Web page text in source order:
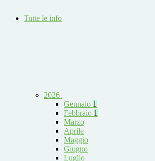
Tutte le info
2026
Gennaio 1
Febbraio 1
Marzo
Aprile
Maggio
Giugno
Luglio